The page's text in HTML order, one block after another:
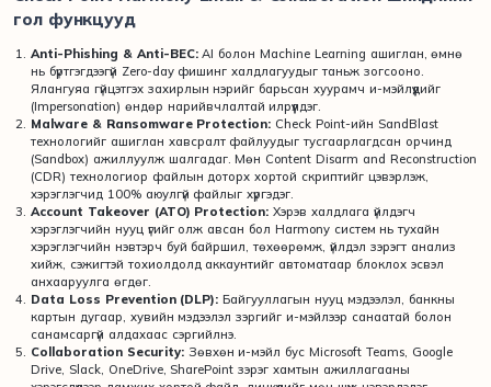
гол функцууд
Anti-Phishing & Anti-BEC:AI болон Machine Learning ашиглан, өмнө
нь бүртгэгдээгүй Zero-day фишинг халдлагуудыг таньж зогсооно.
Ялангуяа гүйцэтгэх захирлын нэрийг барьсан хуурамч и-мэйлүүдийг
(Impersonation) өндөр нарийвчлалтай илрүүлдэг.
Malware & Ransomware Protection: Check Point-ийн SandBlast
технологийг ашиглан хавсралт файлуудыг тусгаарлагдсан орчинд
(Sandbox) ажиллуулж шалгадаг. Мөн Content Disarm and Reconstruction
(CDR) технологиор файлын доторх хортой скриптийг цэвэрлэж,
хэрэглэгчид 100% аюулгүй файлыг хүргэдэг.
Account Takeover (ATO) Protection:Хэрэв халдлага үйлдэгч
хэрэглэгчийн нууц үгийг олж авсан бол Harmony систем нь тухайн
хэрэглэгчийн нэвтэрч буй байршил, төхөөрөмж, үйлдэл зэрэгт анализ
хийж, сэжигтэй тохиолдолд аккаунтийг автоматаар блоклох эсвэл
анхааруулга өгдөг.
Data Loss Prevention (DLP): Байгууллагын нууц мэдээлэл, банкны
картын дугаар, хувийн мэдээлэл зэргийг и-мэйлээр санаатай болон
санамсаргүй алдахаас сэргийлнэ.
Collaboration Security: Зөвхөн и-мэйл бус Microsoft Teams, Google
Drive, Slack, OneDrive, SharePoint зэрэг хамтын ажиллагааны